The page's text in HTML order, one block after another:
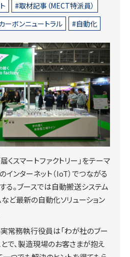
取材記事（MECT特派員）
ーボンニュートラル 自動化
くスマートファクトリー」をテーマ
インターネット（IoT）でつながる
。ブースでは自動搬送システム
ど最新の自動化ソリューション
常務執行役員は「わが社のブー
で、製造現場のお客さまが抱え